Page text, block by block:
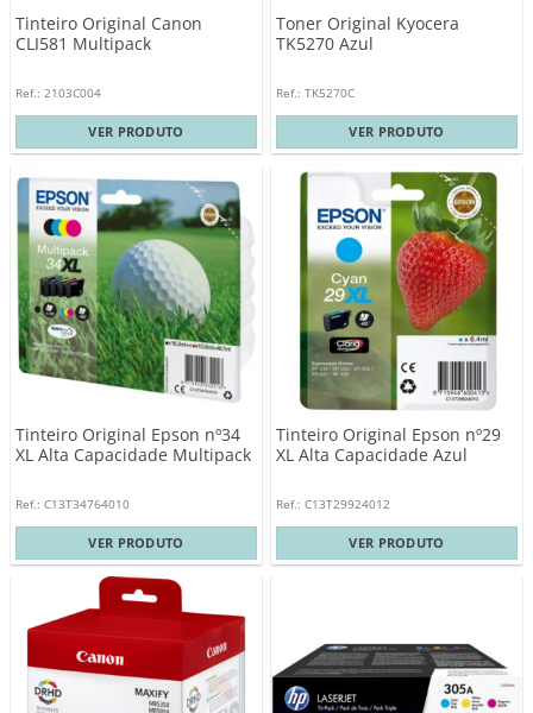
Tinteiro Original Canon
CLI581 Multipack
Ref.: 2103C004
VER PRODUTO
Toner Original Kyocera
TK5270 Azul
Ref.: TK5270C
VER PRODUTO
Tinteiro Original Epson nº34
XL Alta Capacidade Multipack
Ref.: C13T34764010
VER PRODUTO
Tinteiro Original Epson nº29
XL Alta Capacidade Azul
Ref.: C13T29924012
VER PRODUTO